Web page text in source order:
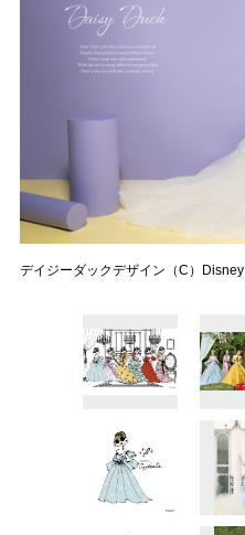
デイジーダックデザイン（C）Disney